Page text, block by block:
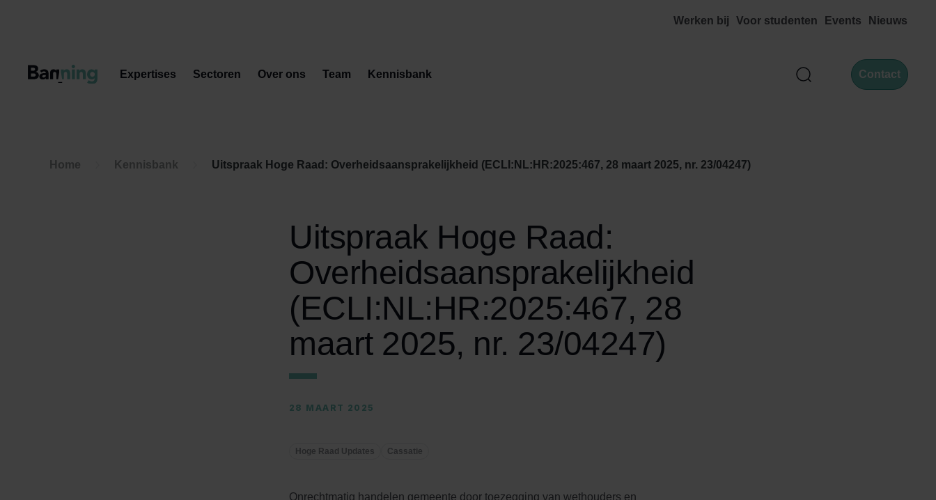
Werken bij Voor studenten Events Nieuws
Zoek Contact
Expertises Sectoren Over ons Team Kennisbank
Home Kennisbank Uitspraak Hoge Raad: Overheidsaansprakelijkheid (ECLI:NL:HR:2025:467, 28 maart 2025, nr. 23/04247)
Uitspraak Hoge Raad:
Overheidsaansprakelijkheid
(ECLI:NL:HR:2025:467, 28
maart 2025, nr. 23/04247)
28 MAART 2025
Hoge Raad Updates Cassatie
Onrechtmatig handelen gemeente door toezegging van wethouders en